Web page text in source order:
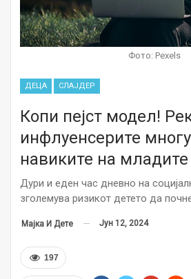
Фото: Pexels
ДЕЦА СЛАЈДЕР
Копи пејст модел!
инфлуенсерите
навиките на младите
Дури и еден час дневно на
зголемува ризикот детето да
Мајка И Дете Јун 12, 2024
197